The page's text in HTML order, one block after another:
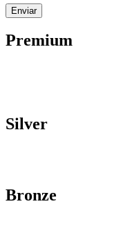
Premium
Silver
Bronze